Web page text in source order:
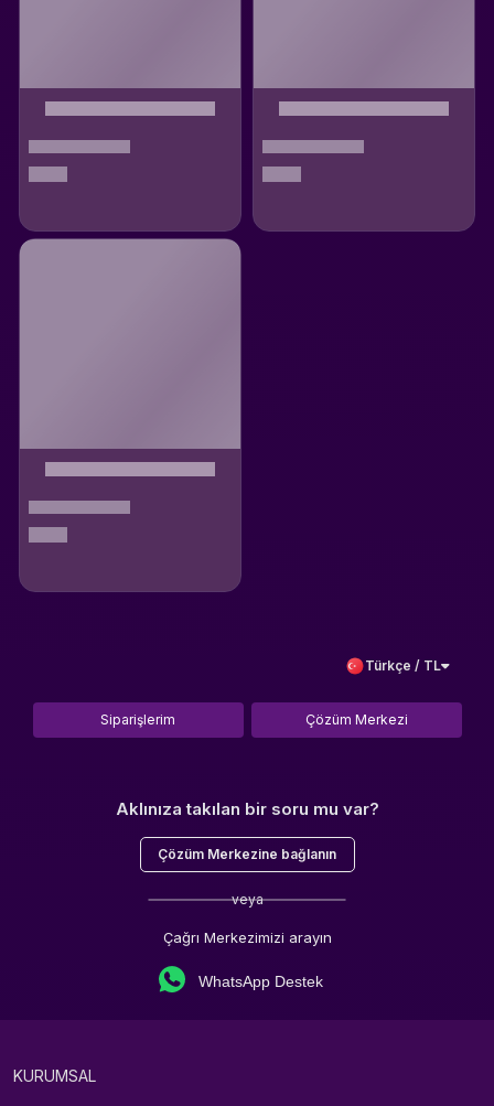
Türkçe / TL
Siparişlerim Çözüm Merkezi
Aklınıza takılan bir soru mu var?
Çözüm Merkezine bağlanın
veya
Çağrı Merkezimizi arayın
WhatsApp Destek
KURUMSAL